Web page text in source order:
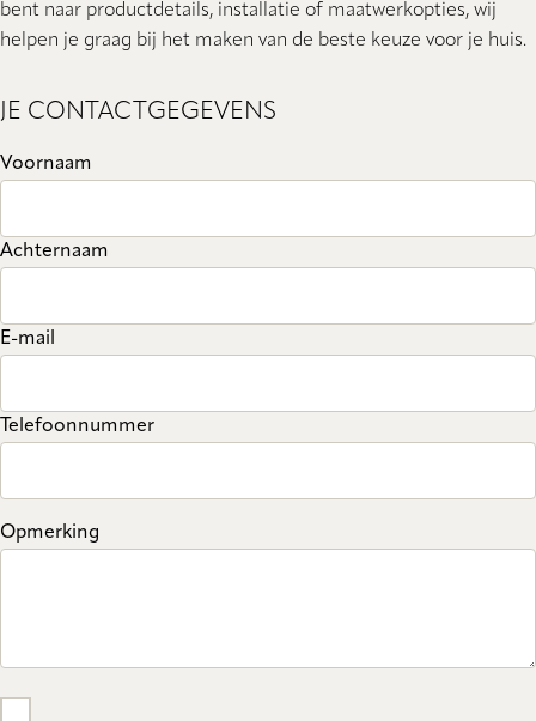
bent naar productdetails, installatie of maatwerkopties, wij
helpen je graag bij het maken van de beste keuze voor je huis.
JE CONTACTGEGEVENS
Voornaam
Achternaam
E-mail
Telefoonnummer
Opmerking